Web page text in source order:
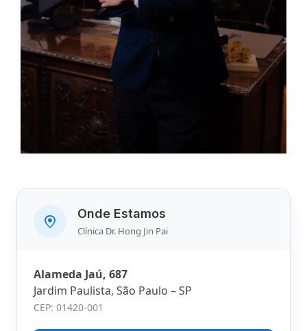
Onde Estamos
Clínica Dr. Hong Jin Pai
Alameda Jaú, 687
Jardim Paulista, São Paulo – SP
CEP: 01420-001